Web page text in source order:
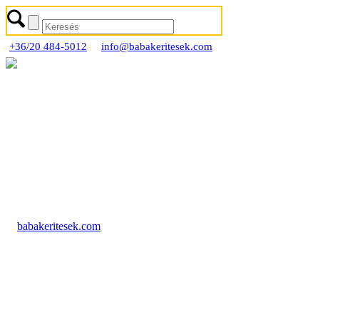
+36/20 484-5012 info@babakeritesek.com